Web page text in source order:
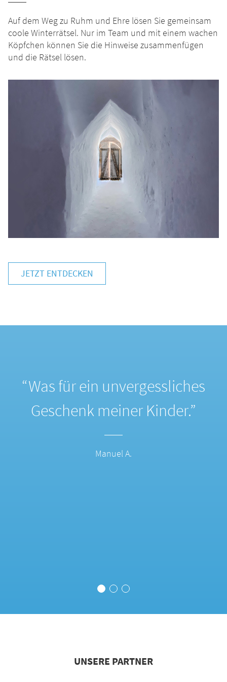
Auf dem Weg zu Ruhm und Ehre lösen Sie gemeinsam
coole Winterrätsel. Nur im Team und mit einem wachen
Köpfchen können Sie die Hinweise zusammenfügen
und die Rätsel lösen.
JETZT ENTDECKEN
“Was für ein unvergessliches
Geschenk meiner Kinder.”
Manuel A.
UNSERE PARTNER